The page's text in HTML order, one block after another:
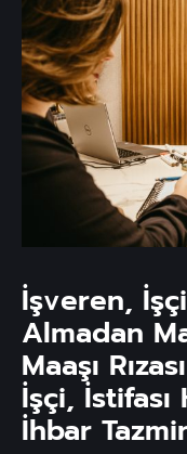
İşveren,
Almadan
Maaşı
İşçi,
İhbar